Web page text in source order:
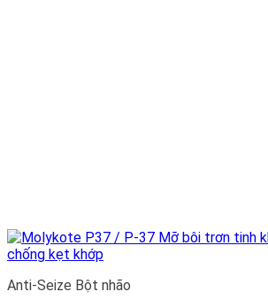
Anti-Seize Bột nhão